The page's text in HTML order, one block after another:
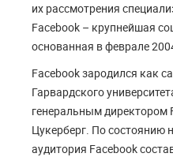
их рассмотрения
Facebook – крупнейшая
основанная в феврале
Facebook зародился как
Гарвардского
генеральным директором
Цукерберг. По состоянию
аудитория Facebook